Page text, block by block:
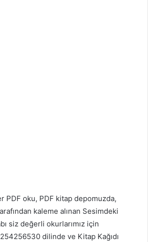
PDF oku, PDF kitap depomuzda,
kaleme alınan Sesimdeki
siz değerli okurlarımız için
dilinde ve Kitap Kağıdı